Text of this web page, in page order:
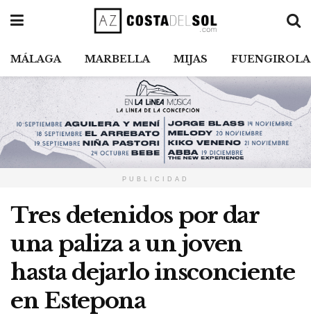
MÁLAGA MARBELLA MIJAS FUENGIROLA
PUBLICIDAD
Tres detenidos por dar
una paliza a un joven
hasta dejarlo insconciente
en Estepona